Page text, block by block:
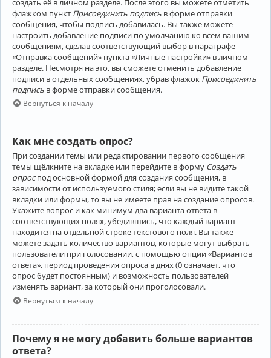
флажком пункт Присоединить подпись в форме отправки
сообщения, чтобы подпись добавилась. Вы также можете
настроить добавление подписи по умолчанию ко всем вашим
сообщениям, сделав соответствующий выбор в параграфе
«Отправка сообщений» пункта «Личные настройки» в личном
разделе. Несмотря на это, вы сможете отменить добавление
подписи в отдельных сообщениях, убрав флажок Присоединить
подпись в форме отправки сообщения.
Вернуться к началу
Как мне создать опрос?
При создании темы или редактировании первого сообщения
темы щёлкните на вкладке или перейдите в форму Создать
опроспод основной формой для создания сообщения, в
зависимости от используемого стиля; если вы не видите такой
вкладки или формы, то вы не имеете прав на создание опросов.
Укажите вопрос и как минимум два варианта ответа в
соответствующих полях, убедившись, что каждый вариант
находится на отдельной строке текстового поля. Вы также
можете задать количество вариантов, которые могут выбрать
пользователи при голосовании, с помощью опции «Вариантов
ответа», период проведения опроса в днях (0 означает, что
опрос будет постоянным) и возможность пользователей
изменять вариант, за который они проголосовали.
Вернуться к началу
Почему я не могу добавить больше вариантов
ответа?